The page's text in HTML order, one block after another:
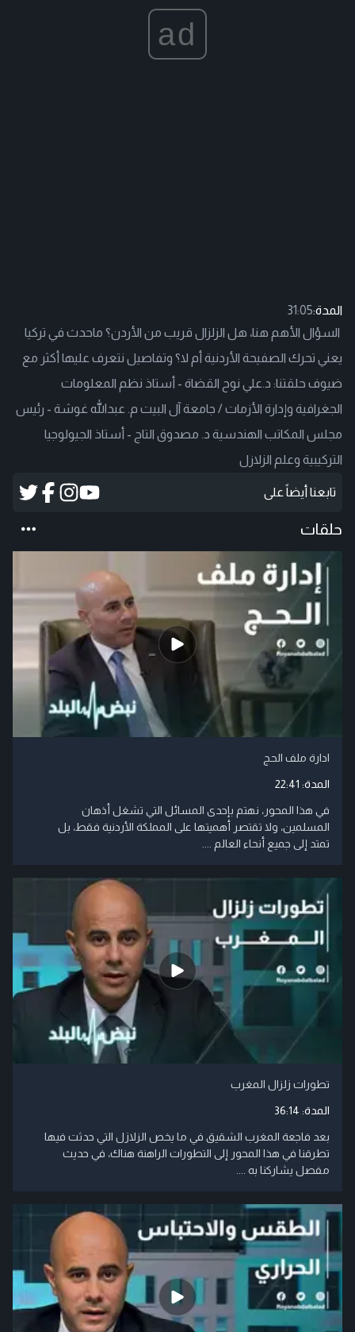
ad
المدة:31:05
السؤال الأهم هنا، هل الزلزال قريب من الأردن؟ ماحدث في تركيا
يعني تحرك الصفيحة الأردنية أم لا؟ وتفاصيل نتعرف عليها أكثر مع
ضيوف حلقتنا: د.علي نوح القضاة - أستاذ نظم المعلومات
الجغرافية وإدارة الأزمات / جامعة آل البيت م. عبدالله غوشة - رئيس
مجلس المكاتب الهندسية د. مصدوق التاج - أستاذ الجيولوجيا
التركيبية وعلم الزلازل
تابعنا أيضاً على
حلقات
ادارة ملف الحج
المدة: 22:41
في هذا المحور، نهتم بإحدى المسائل التي تشغل أذهان
المسلمين، ولا تقتصر أهميتها على المملكة الأردنية فقط، بل
تمتد إلى جميع أنحاء العالم ....
تطورات زلزال المغرب
المدة: 36:14
بعد فاجعة المغرب الشقيق في ما يخص الزلازل التي حدثت فيها
تطرقنا في هذا المحور إلى التطورات الراهنة هناك، في حديث
مفصل يشاركنا به ....